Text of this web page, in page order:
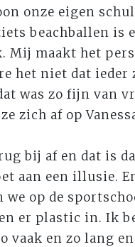
onze eigen
beachballen is
Mij maakt het
het niet dat
was zo fijn van
zich af op
bij af en dat is
aan een illusie.
we op de
er plastic in. Ik
vaak en zo lang